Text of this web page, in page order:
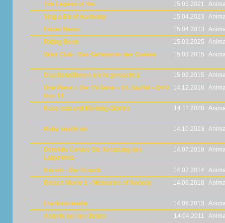
The Legend of Hei
15.05.2021
Sing a Bit of Harmony
15.04.2023
Findet Nemo
15.04.2013
Riding Bean
15.03.2025
Winx Club - Das Geheimnis des Ozeans
15.03.2015
Drachenzähmen leicht gemacht 2 15.02.2015
One Piece – Die TV-Serie – 13. Staffel – DVD
Box 14
14.12.2016
Kase-san and Morning Glories 14.11.2020
Ruby taucht ab 14.10.2023
Detektiv Conan: Die Kreuzung des
Labyrinths
14.07.2018
Kermit - Der Frosch 14.07.2014
Bleach Movie 1 - Memories of Nobody
14.06.2018
Frankenweenie 14.06.2013
Asterix bei den Briten
14.04.2011